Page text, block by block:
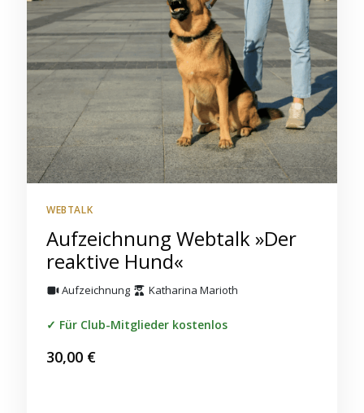
WEBTALK
Aufzeichnung Webtalk »Der
reaktive Hund«
Aufzeichnung Katharina Marioth
Für Club-Mitglieder kostenlos
30,00 €